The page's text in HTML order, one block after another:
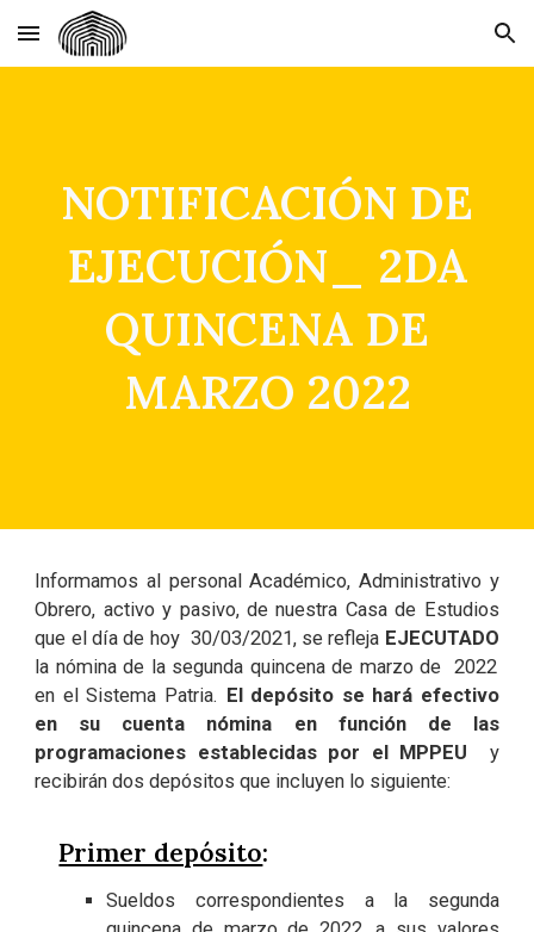
Skip to main content Skip to navigation
NOTIFICACIÓN DE
EJECUCIÓN_ 2DA
QUINCENA DE
MARZO 2022
Informamos al personal Académico, Administrativo y
Obrero, activo y pasivo, de nuestra Casa de Estudios
que el día de hoy 30/03/2021, se refleja EJECUTADO
la nómina de la segunda quincena de marzo de 2022
en el Sistema Patria. El depósito se hará efectivo
en su cuenta nómina en función de las
programaciones establecidas por el MPPEU y
recibirán dos depósitos que incluyen lo siguiente:
Primer depósito:
Sueldos correspondientes a la segunda